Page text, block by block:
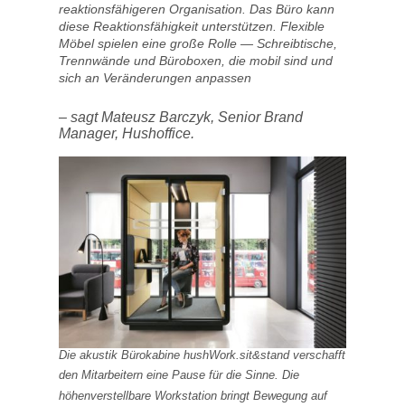
reaktionsfähigeren Organisation. Das Büro kann
diese Reaktionsfähigkeit unterstützen. Flexible
Möbel spielen eine große Rolle — Schreibtische,
Trennwände und Büroboxen, die mobil sind und
sich an Veränderungen anpassen
– sagt Mateusz Barczyk, Senior Brand
Manager, Hushoffice.
Die akustik Bürokabine hushWork.sit&stand verschafft
den Mitarbeitern eine Pause für die Sinne. Die
höhenverstellbare Workstation bringt Bewegung auf